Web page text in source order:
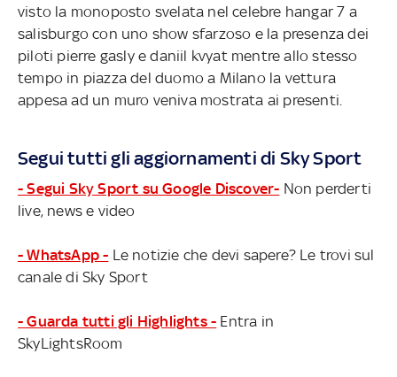
visto la monoposto svelata nel celebre hangar 7 a
salisburgo con uno show sfarzoso e la presenza dei
piloti pierre gasly e daniil kvyat mentre allo stesso
tempo in piazza del duomo a Milano la vettura
appesa ad un muro veniva mostrata ai presenti.
Segui tutti gli aggiornamenti di Sky Sport
- Segui Sky Sport su Google Discover- Non perderti
live, news e video
- WhatsApp - Le notizie che devi sapere? Le trovi sul
canale di Sky Sport
- Guarda tutti gli Highlights - Entra in
SkyLightsRoom